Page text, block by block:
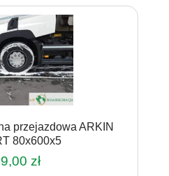
przejazdowa ARKIN
80x600x5
zł